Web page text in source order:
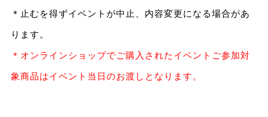
＊止むを得ずイベントが中止、内容変更になる場合があ
ります。
＊オンラインショップでご購入されたイベントご参加対
象商品はイベント当日のお渡しとなります。